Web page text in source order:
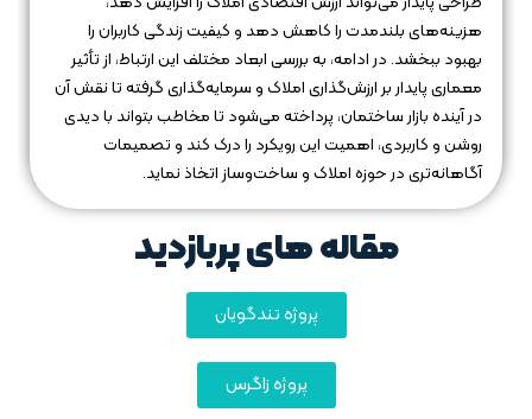
هزینه‌های بلندمدت را کاهش دهد و کیفیت زندگی کاربران را
بهبود ببخشد. در ادامه، به بررسی ابعاد مختلف این ارتباط، از تأثیر
معماری پایدار بر ارزش‌گذاری املاک و سرمایه‌گذاری گرفته تا نقش آن
در آینده بازار ساختمان، پرداخته می‌شود تا مخاطب بتواند با دیدی
روشن و کاربردی، اهمیت این رویکرد را درک کند و تصمیمات
آگاهانه‌تری در حوزه املاک و ساخت‌وساز اتخاذ نماید.
مقاله های پربازدید
پروژه تندگویان
پروژه زاگرس